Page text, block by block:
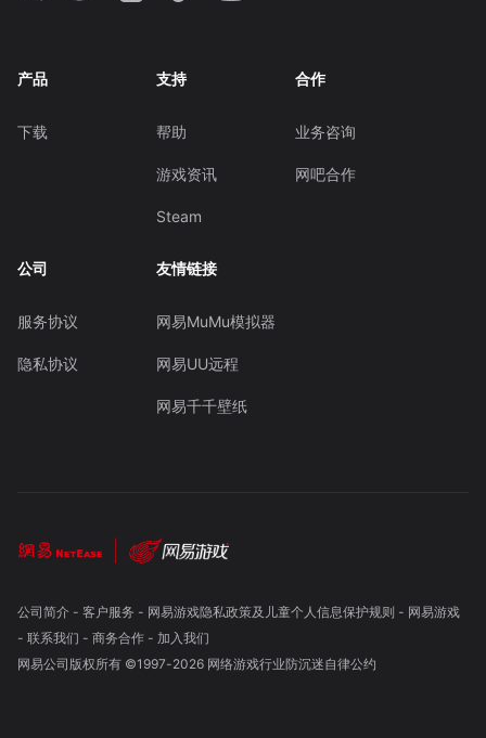
产品
下载
支持
帮助
游戏资讯
Steam
合作
业务咨询
网吧合作
公司
服务协议
隐私协议
友情链接
网易MuMu模拟器
网易UU远程
网易千千壁纸
公司简介- 客户服务 - 网易游戏隐私政策及儿童个人信息保护规则 - 网易游戏
- 联系我们 - 商务合作- 加入我们
网易公司版权所有 ©1997-2026 网络游戏行业防沉迷自律公约